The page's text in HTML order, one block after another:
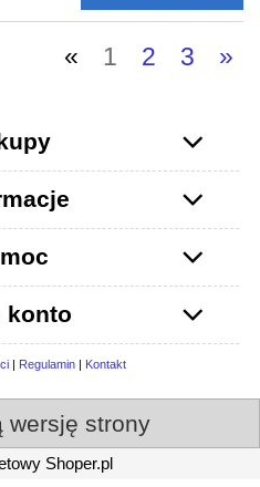
« 1 2 3 »
konto
| Regulamin | Kontakt
wersję strony
Shoper.pl